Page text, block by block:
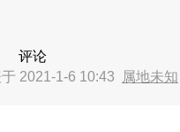
评论
2021-1-6 10:43 属地未知